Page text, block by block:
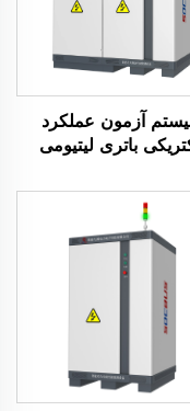
آزمون عملکرد
باتری لیتیومی